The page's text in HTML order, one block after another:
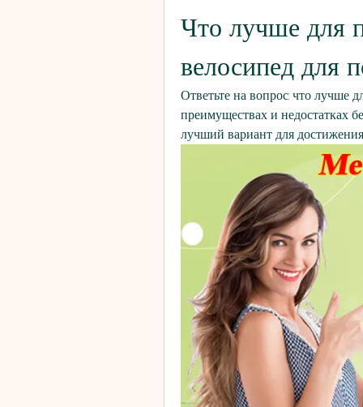
Что лучше для
велосипед для
Ответьте на вопрос: что лучше
преимуществах и недостатках
лучший вариант для